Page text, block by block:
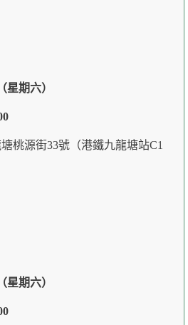
星期六）
桃源街33號（港鐵九龍塘站C1
星期六）